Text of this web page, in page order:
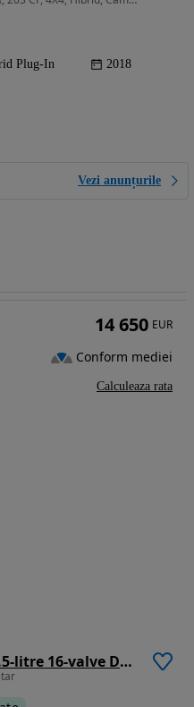
Plug-In 2018
Vezi anunțurile
Mitsubishi Eclipse-Cross 1.5-litre 16-valve DOHC MIVEC 4X4 Instyle+ Aut.
14 650 EUR
Conform mediei
Calculeaza rata